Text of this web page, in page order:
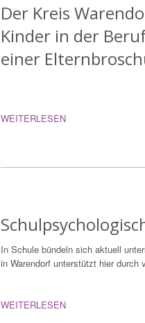
Der Kreis
Kinder in der
einer
WEITERLESEN
In Schule bündeln sich aktuell
in Warendorf unterstützt hier durch
WEITERLESEN